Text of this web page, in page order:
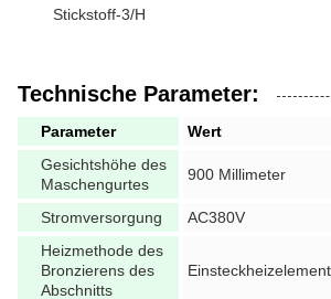
Stickstoff-3/H
Technische Parameter:
Parameter
Wert
Gesichtshöhe des
Maschengurtes
900 Millimeter
Stromversorgung
AC380V
Heizmethode des
Bronzierens des
Abschnitts
Einsteckheizelement